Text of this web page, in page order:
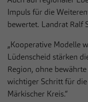
Impuls für die
bewertet. Landrat Ralf
„Kooperative Modelle
Lüdenscheid stärken
Region, ohne
wichtiger Schritt für
Märkischer Kreis.“